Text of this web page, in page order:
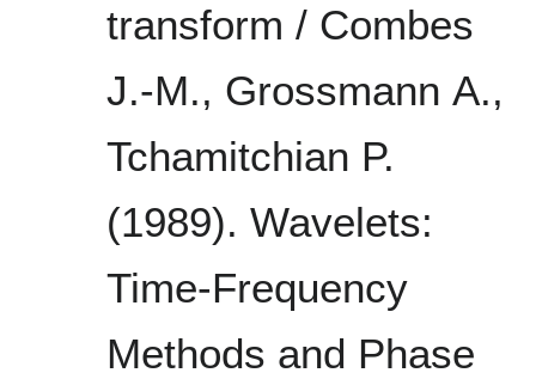
transform / Combes
J.-M., Grossmann A.,
Tchamitchian P.
(1989). Wavelets:
Time-Frequency
Methods and Phase